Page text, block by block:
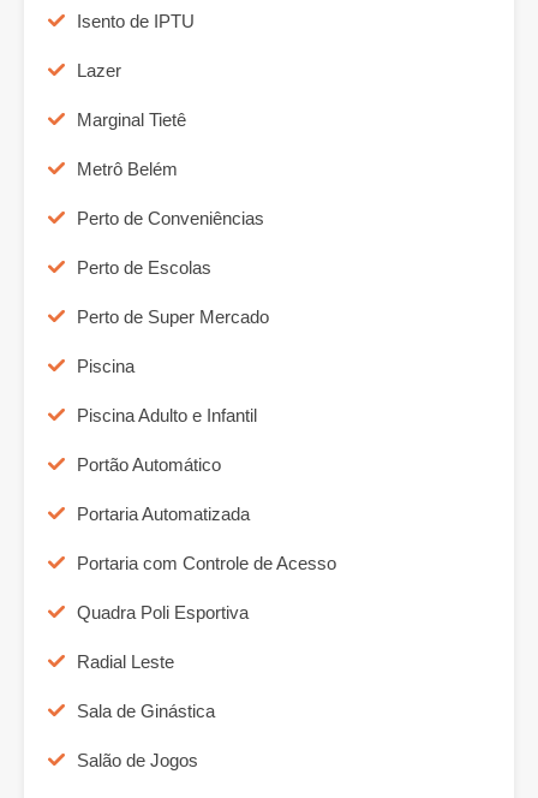
Isento de IPTU
Lazer
Marginal Tietê
Metrô Belém
Perto de Conveniências
Perto de Escolas
Perto de Super Mercado
Piscina
Piscina Adulto e Infantil
Portão Automático
Portaria Automatizada
Portaria com Controle de Acesso
Quadra Poli Esportiva
Radial Leste
Sala de Ginástica
Salão de Jogos